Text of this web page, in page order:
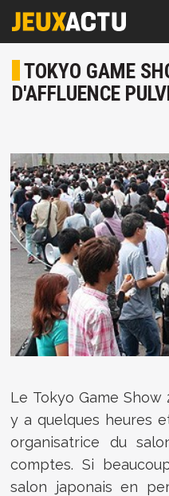
TOKYO GAME
D'AFFLUENCE
Le Tokyo Game
y a quelques heures
organisatrice du
comptes. Si
salon japonais en